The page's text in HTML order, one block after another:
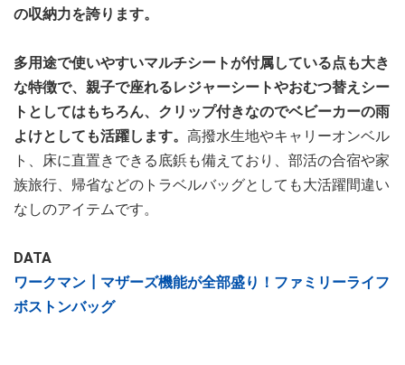
の収納力を誇ります。
多用途で使いやすいマルチシートが付属している点も大き
な特徴で、親子で座れるレジャーシートやおむつ替えシー
トとしてはもちろん、クリップ付きなのでベビーカーの雨
よけとしても活躍します。 高撥水生地やキャリーオンベル
ト、床に直置きできる底鋲も備えており、部活の合宿や家
族旅行、帰省などのトラベルバッグとしても大活躍間違い
なしのアイテムです。
DATA
ワークマン┃マザーズ機能が全部盛り！ファミリーライフ
ボストンバッグ